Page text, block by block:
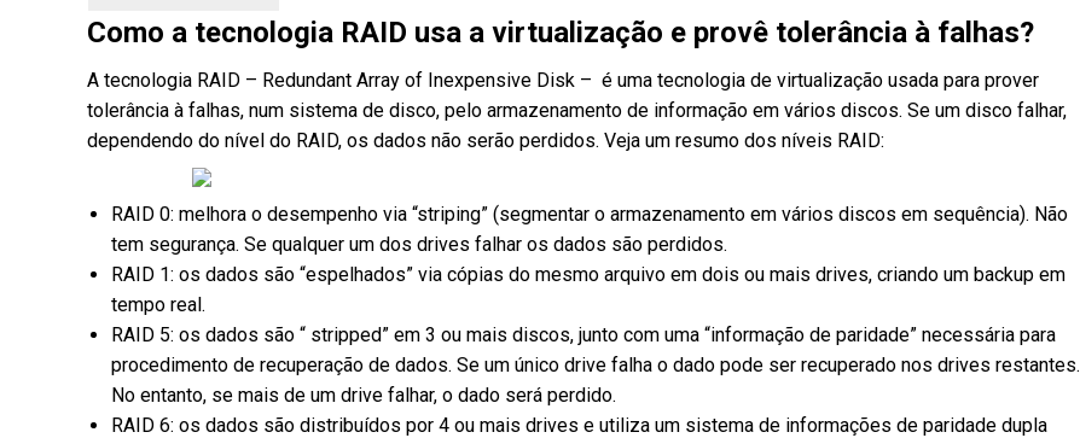
Como a tecnologia RAID usa a virtualização e provê tolerância à falhas?
A tecnologia RAID – Redundant Array of Inexpensive Disk – é uma tecnologia de virtualização usada para prover
tolerância à falhas, num sistema de disco, pelo armazenamento de informação em vários discos. Se um disco falhar,
dependendo do nível do RAID, os dados não serão perdidos. Veja um resumo dos níveis RAID:
RAID 0: melhora o desempenho via “striping” (segmentar o armazenamento em vários discos em sequência). Não
tem segurança. Se qualquer um dos drives falhar os dados são perdidos.
RAID 1: os dados são “espelhados” via cópias do mesmo arquivo em dois ou mais drives, criando um backup em
tempo real.
RAID 5: os dados são “ stripped” em 3 ou mais discos, junto com uma “informação de paridade” necessária para
procedimento de recuperação de dados. Se um único drive falha o dado pode ser recuperado nos drives restantes.
No entanto, se mais de um drive falhar, o dado será perdido.
RAID 6: os dados são distribuídos por 4 ou mais drives e utiliza um sistema de informações de paridade dupla